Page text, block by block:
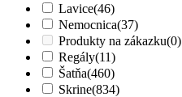
Lavice(46)
Nemocnica(37)
Produkty na zákazku(0)
Regály(11)
Šatňa(460)
Skrine(834)